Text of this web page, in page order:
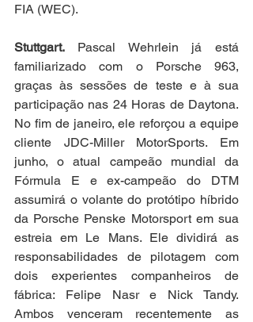
FIA (WEC).
Stuttgart. Pascal Wehrlein já está
familiarizado com o Porsche 963,
graças às sessões de teste e à sua
participação nas 24 Horas de Daytona.
No fim de janeiro, ele reforçou a equipe
cliente JDC-Miller MotorSports. Em
junho, o atual campeão mundial da
Fórmula E e ex-campeão do DTM
assumirá o volante do protótipo híbrido
da Porsche Penske Motorsport em sua
estreia em Le Mans. Ele dividirá as
responsabilidades de pilotagem com
dois experientes companheiros de
fábrica: Felipe Nasr e Nick Tandy.
Ambos venceram recentemente as